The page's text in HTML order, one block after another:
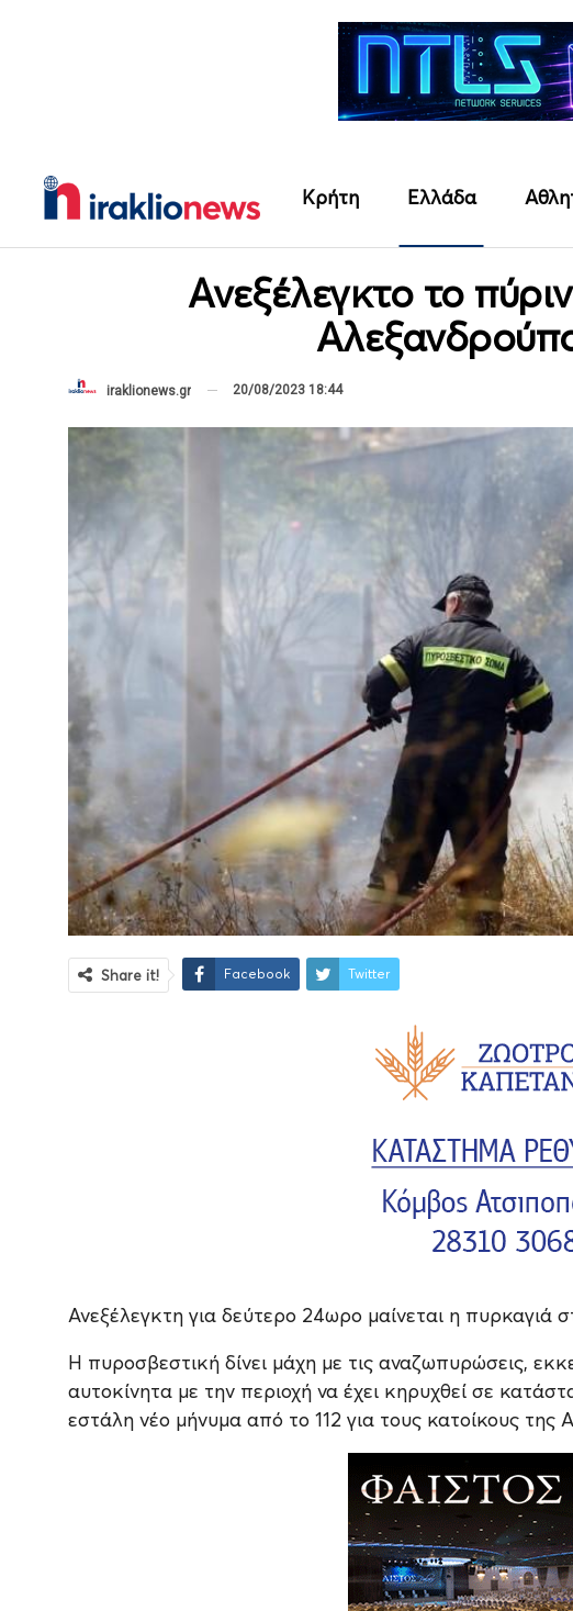
Κρήτη Ελλάδα
Ανεξέλεγκτο το
iraklionews.gr 20/08/2023 18:44
Share it! Facebook Twitter
Ανεξέλεγκτη για δεύτερο 24ωρο μαίνεται η πυρκαγιά
Η πυροσβεστική δίνει μάχη με τις αναζωπυρώσεις,
αυτοκίνητα με την περιοχή να έχει κηρυχθεί σε
εστάλη νέο μήνυμα από το 112 για τους κατοίκους της